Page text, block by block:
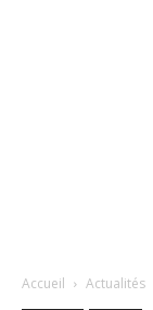
Accueil Actualités